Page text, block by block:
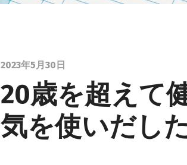
2023年5月30日
20歳を超えて
気を使いだし